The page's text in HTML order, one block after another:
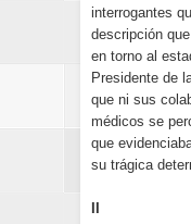
interrogantes
descripción
en torno al
Presidente de
que ni sus
médicos se
que
su trágica